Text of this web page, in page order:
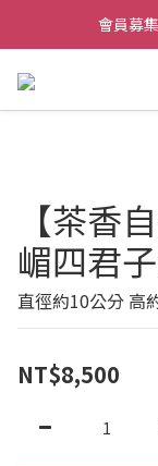
會員募
【茶香
嵋四君
直徑約10公分 高
NT$8,500